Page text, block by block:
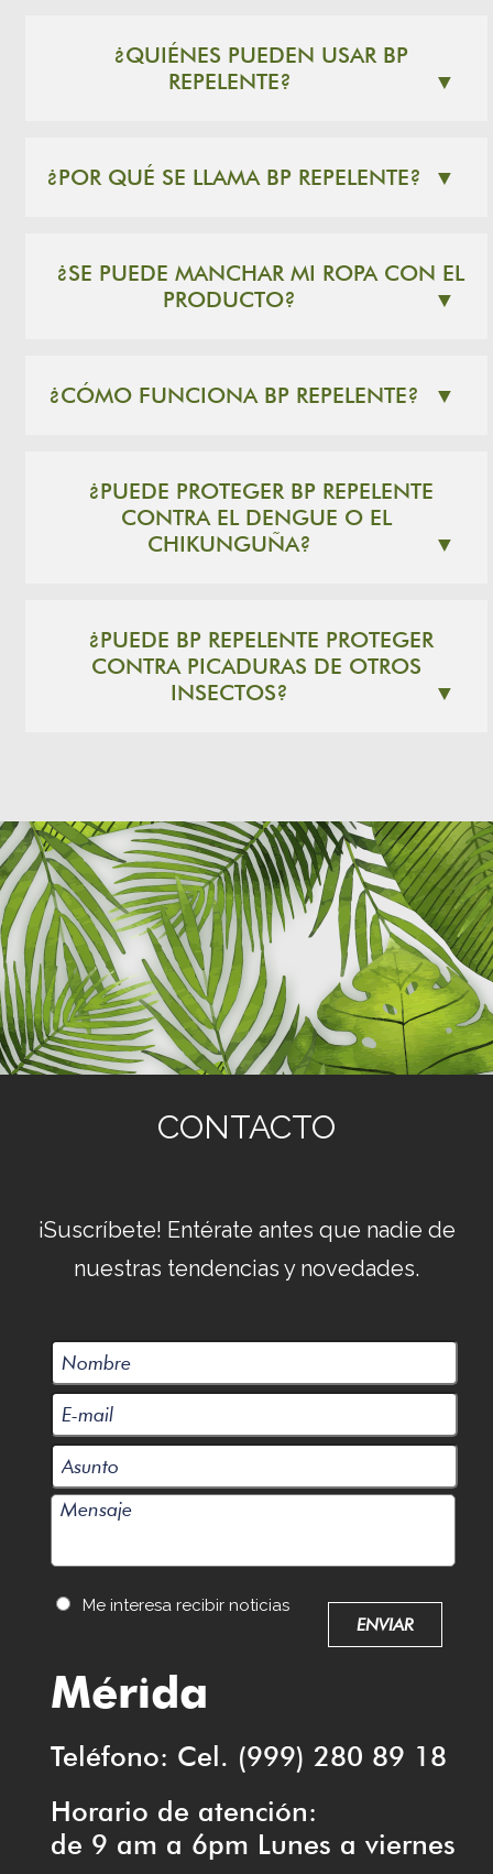
¿QUIÉNES PUEDEN USAR BP
REPELENTE?
▼
¿POR QUÉ SE LLAMA BP REPELENTE? ▼
¿SE PUEDE MANCHAR MI ROPA CON EL
PRODUCTO?
▼
¿CÓMO FUNCIONA BP REPELENTE? ▼
¿PUEDE PROTEGER BP REPELENTE
CONTRA EL DENGUE O EL
CHIKUNGUÑA?
▼
¿PUEDE BP REPELENTE PROTEGER
CONTRA PICADURAS DE OTROS
INSECTOS?
▼
CONTACTO
¡Suscríbete! Entérate antes que nadie de
nuestras tendencias y novedades.
Me interesa recibir noticias
Mérida
Teléfono: Cel. (999) 280 89 18
Horario de atención:
de 9 am a 6pm Lunes a viernes